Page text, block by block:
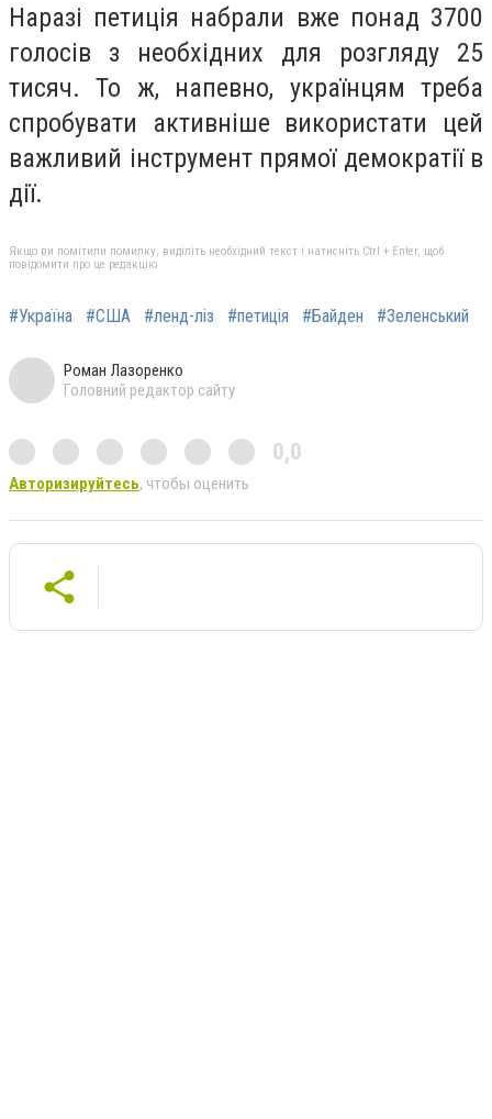
Наразі петиція набрали вже понад 3700
голосів з необхідних для розгляду 25
тисяч. То ж, напевно, українцям треба
спробувати активніше використати цей
важливий інструмент прямої демократії в
дії.
Якщо ви помітили помилку, виділіть необхідний текст і натисніть Ctrl + Enter, щоб
повідомити про це редакцію
#Україна #США #ленд-ліз #петиція #Байден #Зеленський
Роман Лазоренко
Головний редактор сайту
0,0
Авторизируйтесь, чтобы оценить